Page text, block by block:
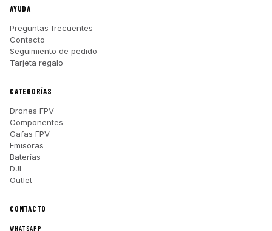
AYUDA
Preguntas frecuentes
Contacto
Seguimiento de pedido
Tarjeta regalo
CATEGORÍAS
Drones FPV
Componentes
Gafas FPV
Emisoras
Baterías
DJI
Outlet
CONTACTO
WHATSAPP